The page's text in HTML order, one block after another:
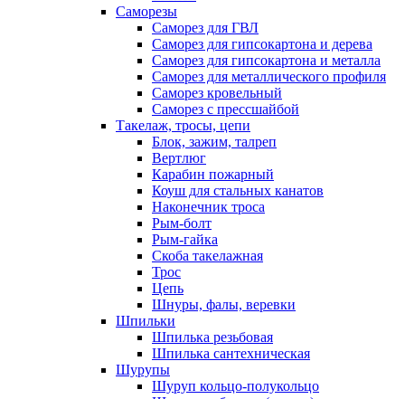
Саморезы
Саморез для ГВЛ
Саморез для гипсокартона и дерева
Саморез для гипсокартона и металла
Саморез для металлического профиля
Саморез кровельный
Саморез с прессшайбой
Такелаж, тросы, цепи
Блок, зажим, талреп
Вертлюг
Карабин пожарный
Коуш для стальных канатов
Наконечник троса
Рым-болт
Рым-гайка
Скоба такелажная
Трос
Цепь
Шнуры, фалы, веревки
Шпильки
Шпилька резьбовая
Шпилька сантехническая
Шурупы
Шуруп кольцо-полукольцо